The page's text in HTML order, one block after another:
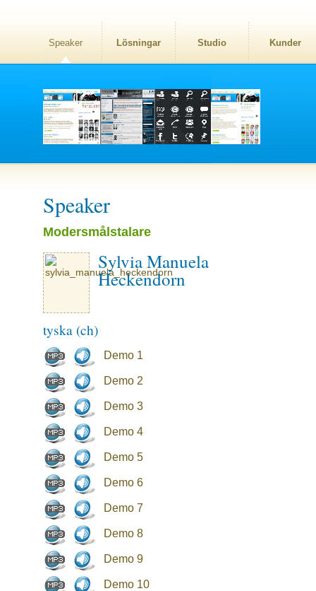
Speaker Lösningar Studio Kunder
Speaker
Modersmålstalare
Sylvia Manuela
Heckendorn
tyska (ch)
Demo 1
Demo 2
Demo 3
Demo 4
Demo 5
Demo 6
Demo 7
Demo 8
Demo 9
Demo 10